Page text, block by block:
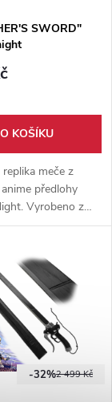
SWORD"
KOŠÍKU
meče z
předlohy
Vyrobeno z
oceli.
2 499 Kč
-32%